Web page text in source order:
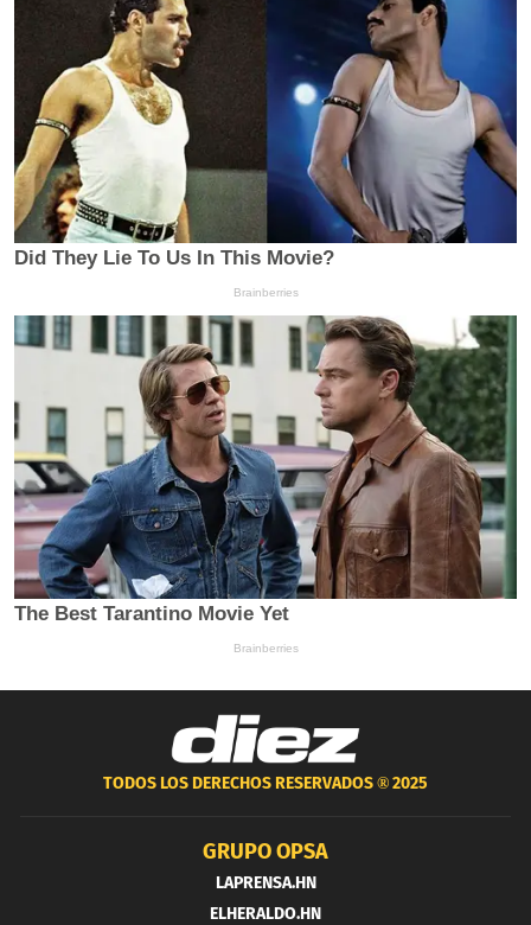
TODOS LOS DERECHOS RESERVADOS ®2025
GRUPO OPSA
LAPRENSA.HN
ELHERALDO.HN